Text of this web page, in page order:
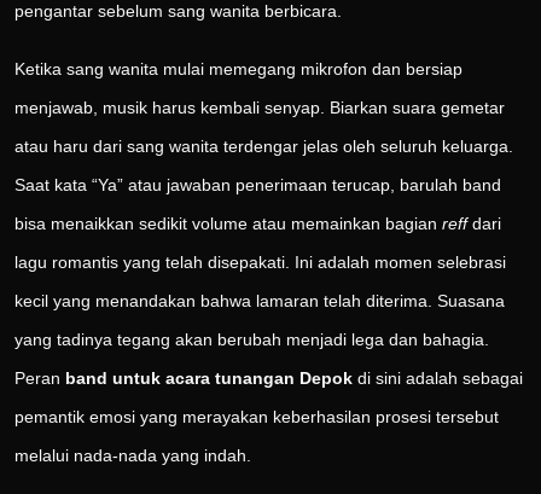
pengantar sebelum sang wanita berbicara.
Ketika sang wanita mulai memegang mikrofon dan bersiap
menjawab, musik harus kembali senyap. Biarkan suara gemetar
atau haru dari sang wanita terdengar jelas oleh seluruh keluarga.
Saat kata “Ya” atau jawaban penerimaan terucap, barulah band
bisa menaikkan sedikit volume atau memainkan bagian reffdari
lagu romantis yang telah disepakati. Ini adalah momen selebrasi
kecil yang menandakan bahwa lamaran telah diterima. Suasana
yang tadinya tegang akan berubah menjadi lega dan bahagia.
Peran band untuk acara tunangan Depok di sini adalah sebagai
pemantik emosi yang merayakan keberhasilan prosesi tersebut
melalui nada-nada yang indah.